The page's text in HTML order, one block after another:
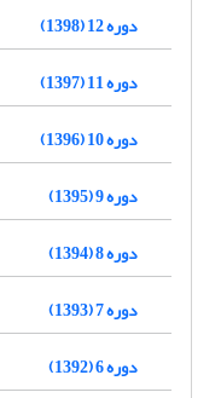
دوره 12 (1398)
دوره 11 (1397)
دوره 10 (1396)
دوره 9 (1395)
دوره 8 (1394)
دوره 7 (1393)
دوره 6 (1392)